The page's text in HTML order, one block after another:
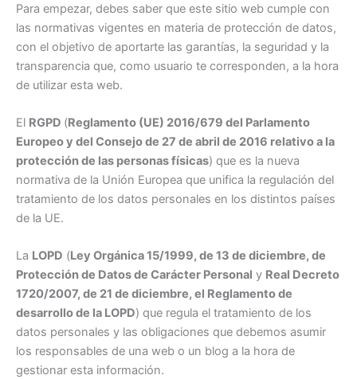
Para empezar, debes saber que este sitio web cumple con
las normativas vigentes en materia de protección de datos,
con el objetivo de aportarte las garantías, la seguridad y la
transparencia que, como usuario te corresponden, a la hora
de utilizar esta web.
El RGPD (Reglamento (UE) 2016/679 del Parlamento
Europeo y del Consejo de 27 de abril de 2016 relativo a la
protección de las personas físicas) que es la nueva
normativa de la Unión Europea que unifica la regulación del
tratamiento de los datos personales en los distintos países
de la UE.
La LOPD (Ley Orgánica 15/1999, de 13 de diciembre, de
Protección de Datos de Carácter Personal y Real Decreto
1720/2007, de 21 de diciembre, el Reglamento de
desarrollo de la LOPD) que regula el tratamiento de los
datos personales y las obligaciones que debemos asumir
los responsables de una web o un blog a la hora de
gestionar esta información.